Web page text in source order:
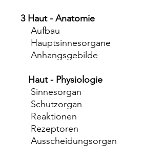
3 Haut - Anatomie
Aufbau
Hauptsinnesorgane
Anhangsgebilde
Haut - Physiologie
Sinnesorgan
Schutzorgan
Reaktionen
Rezeptoren
Ausscheidungsorgan